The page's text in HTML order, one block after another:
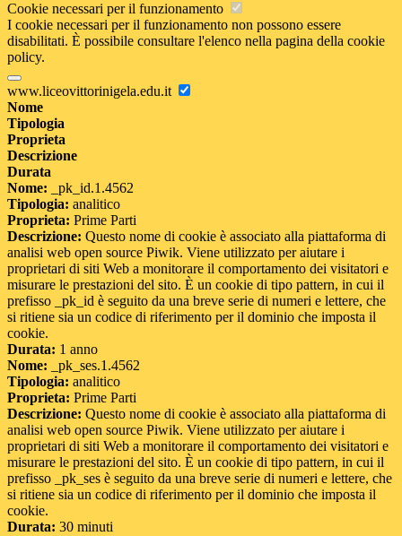
Cookie necessari per il funzionamento
I cookie necessari per il funzionamento non possono essere
disabilitati. È possibile consultare l'elenco nella pagina della cookie
policy.
www.liceovittorinigela.edu.it
Nome
Tipologia
Proprieta
Descrizione
Durata
Nome: _pk_id.1.4562
Tipologia: analitico
Proprieta: Prime Parti
Descrizione: Questo nome di cookie è associato alla piattaforma di
analisi web open source Piwik. Viene utilizzato per aiutare i
proprietari di siti Web a monitorare il comportamento dei visitatori e
misurare le prestazioni del sito. È un cookie di tipo pattern, in cui il
prefisso _pk_id è seguito da una breve serie di numeri e lettere, che
si ritiene sia un codice di riferimento per il dominio che imposta il
cookie.
Durata: 1 anno
Nome: _pk_ses.1.4562
Tipologia: analitico
Proprieta: Prime Parti
Descrizione: Questo nome di cookie è associato alla piattaforma di
analisi web open source Piwik. Viene utilizzato per aiutare i
proprietari di siti Web a monitorare il comportamento dei visitatori e
misurare le prestazioni del sito. È un cookie di tipo pattern, in cui il
prefisso _pk_ses è seguito da una breve serie di numeri e lettere, che
si ritiene sia un codice di riferimento per il dominio che imposta il
cookie.
Durata: 30 minuti